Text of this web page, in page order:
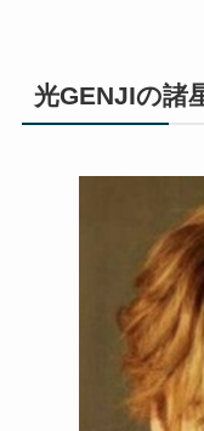
光GENJIの諸